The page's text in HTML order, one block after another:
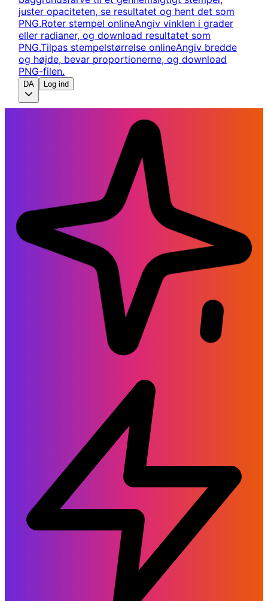
juster opaciteten, se resultatet og hent det som
PNG.Roter stempel onlineAngiv vinklen i grader
eller radianer, og download resultatet som
PNG.Tilpas stempelstørrelse onlineAngiv bredde
og højde, bevar proportionerne, og download
PNG-filen.
DA Log ind